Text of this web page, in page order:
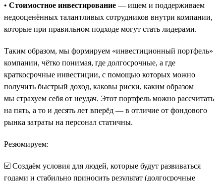
• Стоимостное инвестирование — ищем и поддерживаем
недооценённых талантливых сотрудников внутри компании,
которые при правильном подходе могут стать лидерами.
Таким образом, мы формируем «инвестиционный портфель»
компании, чётко понимая, где долгосрочные, а где
краткосрочные инвестиции, с помощью которых можно
получить быстрый доход, каковы риски, каким образом
мы страхуем себя от неудач. Этот портфель можно рассчитать
на пять, а то и десять лет вперёд — в отличие от фондового
рынка затраты на персонал статичны.
Резюмируем:
☑️ Создаём условия для людей, которые будут развиваться
годами и стабильно приносить результат (долгосрочные